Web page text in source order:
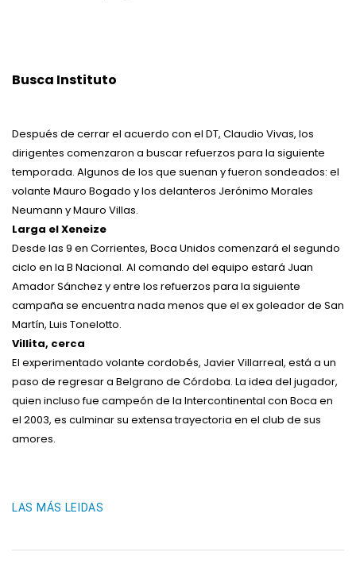
Busca Instituto
Después de cerrar el acuerdo con el DT, Claudio Vivas, los
dirigentes comenzaron a buscar refuerzos para la siguiente
temporada. Algunos de los que suenan y fueron sondeados: el
volante Mauro Bogado y los delanteros Jerónimo Morales
Neumann y Mauro Villas.
Larga el Xeneize
Desde las 9 en Corrientes, Boca Unidos comenzará el segundo
ciclo en la B Nacional. Al comando del equipo estará Juan
Amador Sánchez y entre los refuerzos para la siguiente
campaña se encuentra nada menos que el ex goleador de San
Martín, Luis Tonelotto.
Villita, cerca
El experimentado volante cordobés, Javier Villarreal, está a un
paso de regresar a Belgrano de Córdoba. La idea del jugador,
quien incluso fue campeón de la Intercontinental con Boca en
el 2003, es culminar su extensa trayectoria en el club de sus
amores.
LAS MÁS LEIDAS